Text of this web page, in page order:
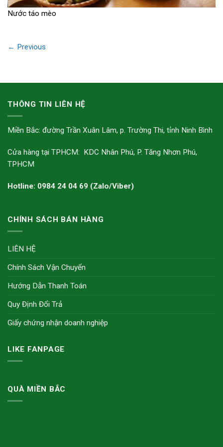
Nước táo mèo
← Previous
THÔNG TIN LIÊN HỆ
Miền Bắc: đường Trần Xuân Lâm, p. Trường Thi, tỉnh Ninh Bình
Cửa hàng tại TPHCM: KDC Nhân Phú, P. Tăng Nhơn Phú,
TPHCM
Hotline: 0984 24 04 69 (Zalo/Viber)
CHÍNH SÁCH BÁN HÀNG
LIÊN HỆ
Chính Sách Vận Chuyển
Hướng Dẫn Thanh Toán
Quy Định Đổi Trả
Giấy chứng nhận doanh nghiệp
LIKE FANPAGE
QUÀ MIỀN BẮC